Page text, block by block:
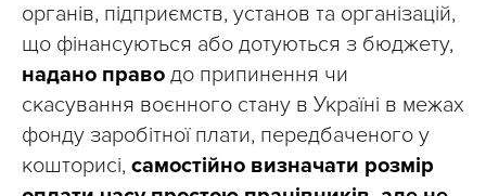
органів, підприємств, установ та організацій,
що фінансуються або дотуються з бюджету,
надано право до припинення чи
скасування воєнного стану в Україні в межах
фонду заробітної плати, передбаченого у
кошторисі, самостійно визначати розмір